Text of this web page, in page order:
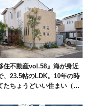
住不動産vol.58』海が身近
、23.5帖のLDK。10年の時
たちょうどいい住まい（福
白6）